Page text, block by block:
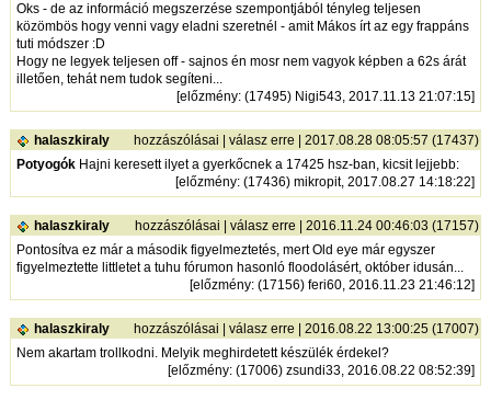
Oks - de az információ megszerzése szempontjából tényleg teljesen
közömbös hogy venni vagy eladni szeretnél - amit Mákos írt az egy frappáns
tuti módszer :D
Hogy ne legyek teljesen off - sajnos én mosr nem vagyok képben a 62s árát
illetően, tehát nem tudok segíteni...
[előzmény: (17495) Nigi543, 2017.11.13 21:07:15]
halaszkiraly hozzászólásai |válasz erre | 2017.08.28 08:05:57 (17437)
Potyogók Hajni keresett ilyet a gyerkőcnek a 17425 hsz-ban, kicsit lejjebb:
[előzmény: (17436) mikropit, 2017.08.27 14:18:22]
halaszkiraly hozzászólásai |válasz erre | 2016.11.24 00:46:03 (17157)
Pontosítva ez már a második figyelmeztetés, mert Old eye már egyszer
figyelmeztette littletet a tuhu fórumon hasonló floodolásért, október idusán...
[előzmény: (17156) feri60, 2016.11.23 21:46:12]
halaszkiraly hozzászólásai |válasz erre | 2016.08.22 13:00:25 (17007)
Nem akartam trollkodni. Melyik meghirdetett készülék érdekel?
[előzmény: (17006) zsundi33, 2016.08.22 08:52:39]